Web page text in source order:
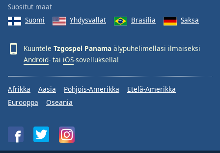
Suositut maat
Suomi
Yhdysvallat Brasilia Saksa
Kuuntele Tzgospel Panama älypuhelimellasi ilmaiseksi
Android- tai iOS-sovelluksella!
Afrikka Aasia Pohjois-Amerikka
Etelä-Amerikka
Eurooppa
Oseania